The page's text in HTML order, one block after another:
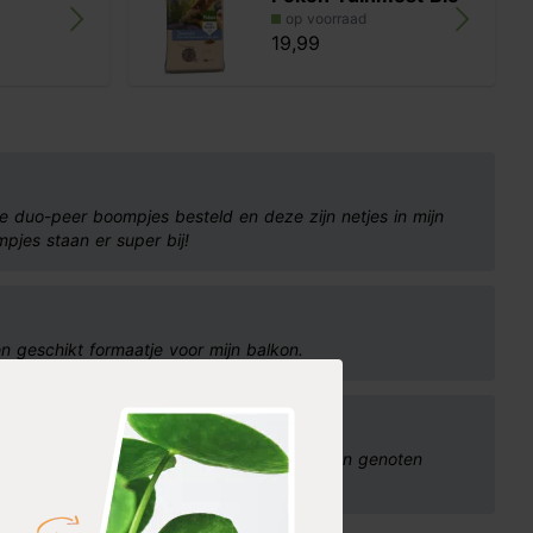
op voorraad
19,99
duo-peer boompjes besteld en deze zijn netjes in mijn
staan er super bij!
geschikt formaatje voor mijn balkon.
De peren zijn lekker zoet, goed van genoten